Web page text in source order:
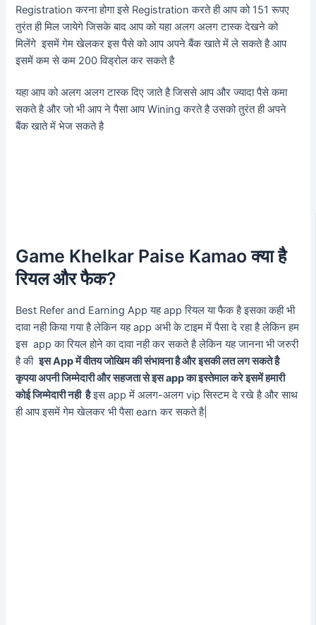
Registration करना होगा इसे Registration करते ही आप को 151 रूपए
तुरंत ही मिल जायेगे जिसके बाद आप को यहा अलग अलग टास्क देखने को
मिलेंगे इसमें गेम खेलकर इस पैसे को आप अपने बैंक खाते में ले सकते है आप
इसमें कम से कम 200 विड्रोल कर सकते है
यहा आप को अलग अलग टास्क दिए जाते है जिससे आप और ज्यादा पैसे कमा
सकते है और जो भी आप ने पैसा आप Wining करते है उसको तुरंत ही अपने
बैंक खाते में भेज सकते है
Game Khelkar Paise Kamao क्या है
रियल और फैक?
Best Refer and Earning App यह app रियल या फैक है इसका कही भी
दावा नही किया गया है लेकिन यह app अभी के टाइम में पैसा दे रहा है लेकिन हम
इस app का रियल होने का दावा नही कर सकते है लेकिन यह जानना भी जरुरी
है कीइस App में वीतय जोखिम की संभावना है और इसकी लत लग सकते है
कृपया अपनी जिम्मेदारी और सहजता से इस app का इस्तेमाल करे इसमें हमारी
कोई जिम्मेदारी नही हैइस app में अलग-अलग vip सिस्टम दे रखे है और साथ
ही आप इसमें गेम खेलकर भी पैसा earn कर सकते है|